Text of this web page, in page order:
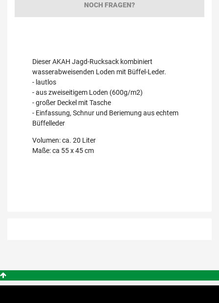
NOCH FRAGEN?
Dieser AKAH Jagd-Rucksack kombiniert
wasserabweisenden Loden mit Büffel-Leder.
- lautlos
- aus zweiseitigem Loden (600g/m2)
- großer Deckel mit Tasche
- Einfassung, Schnur und Beriemung aus echtem
Büffelleder
Volumen: ca. 20 Liter
Maße: ca 55 x 45 cm